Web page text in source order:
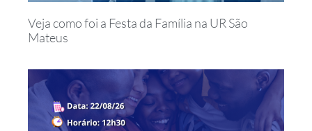
Veja como foi a Festa da Família na UR São
Mateus